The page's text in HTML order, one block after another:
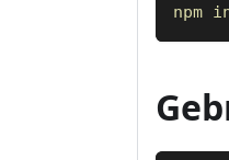
npm